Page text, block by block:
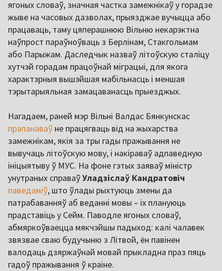
ягоных словаў, значная частка замежнікаў у горадзе
жыве на часовых дазволах, прыязджае вучыцца або
працаваць, таму цяперашнюю Вільню некарэктна
наўпрост параўноўваць з Берлінам, Стакгольмам
або Парыжам. Даследчык назваў літоўскую сталіцу
хутчэй горадам працоўнай міграцыі, для якога
характэрныя вышэйшая мабільнасць і меншая
тэрытарыяльная замацаванасць прыезджых.
Нагадаем, раней мэр Вільні Валдас Бянкунскас
прапанаваў не працягваць від на жыхарства
замежнікам, якія за тры гады пражывання не
вывучаць літоўскую мову, і накіраваў адпаведную
ініцыятыву ў МУС. На фоне гэтых заяваў міністр
унутраных справаўУладзіслаў Кандратовіч
паведаміў, што ўлады рыхтуюць змены да
патрабаванняў аб веданні мовы – іх плануюць
прадставіць у Сейм. Паводле ягоных словаў,
абмяркоўваецца мякчэйшы падыход: калі чалавек
звязвае сваю будучыню з Літвой, ён павінен
валодаць дзяржаўнай мовай прыкладна праз пяць
гадоў пражывання ў краіне.